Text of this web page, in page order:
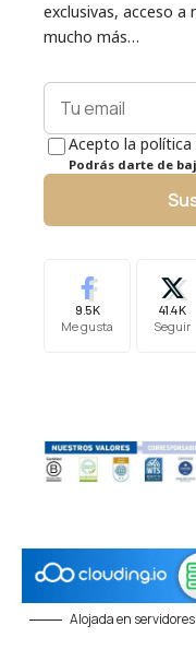
exclusivas, acceso a
mucho más…
Acepto la política
Podrás darte de
9.5K
Me gusta
41.4K
Seguir
Alojada en